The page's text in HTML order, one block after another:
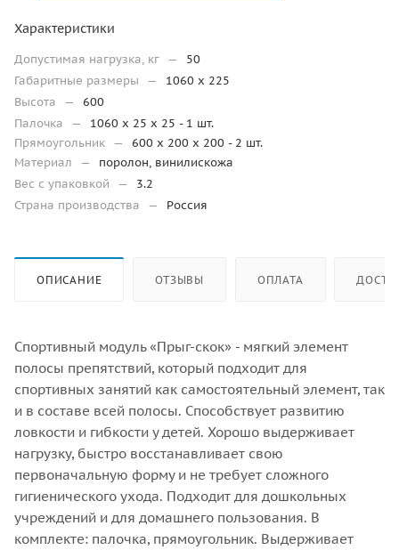
Характеристики
Допустимая нагрузка, кг —
50
Габаритные размеры
—
1060 x 225
Высота
—
600
Палочка
—
1060 x 25 x 25 - 1 шт.
Прямоугольник —
600 х 200 х 200 - 2 шт.
Материал
—
поролон, винилискожа
Вес с упаковкой
—
3.2
Страна производства
— Россия
ОПИСАНИЕ ОТЗЫВЫ ОПЛАТА
Спортивный модуль «Прыг-скок» - мягкий элемент
полосы препятствий, который подходит для
спортивных занятий как самостоятельный элемент, так
и в составе всей полосы. Способствует развитию
ловкости и гибкости у детей. Хорошо выдерживает
нагрузку, быстро восстанавливает свою
первоначальную форму и не требует сложного
гигиенического ухода. Подходит для дошкольных
учреждений и для домашнего пользования. В
комплекте: палочка, прямоугольник. Выдерживает